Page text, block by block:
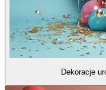
Dekoracje